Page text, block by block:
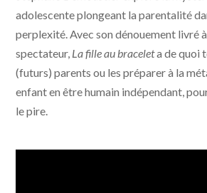
adolescente plongeant la parentalité
perplexité. Avec son dénouement livré
spectateur, La fille au braceleta de quoi
(futurs) parents ou les préparer à la
enfant en être humain indépendant,
le pire.